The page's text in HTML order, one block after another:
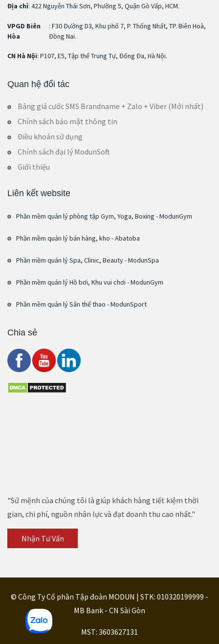
Địa chỉ: 422 Nguyễn Thái Sơn, Phường 5, Quận Gò Vấp, HCM.
VPGD Biên
Hòa
: F30 Đường D3, Khu phố 7, P. Thống Nhất, TP. Biên Hoà,
Đồng Nai.
CN Hà Nội: P107, E5, Tập thể Trung Tự, Đống Đa, Hà Nội.
Quan hệ đối tác
Bảng giá cước SMS Brandname + Zalo + Viber (Mới nhất)
Chính sách bảo mật thông tin
Điều khoản sử dụng
Chính sách đại lý ModunSoft
Giới thiệu
Liên kết website
Phần mềm quản lý phòng tập Gym, Yoga, Boxing - ModunGym
Phần mềm quản lý bán hàng, kho - Abatoba
Phần mềm quản lý Spa, Clinic, Beauty - ModunSpa
Phần mềm quản lý Hồ bơi, Khu vui chơi - ModunGym
Phần mềm quản lý Sân thể thao - ModunSport
Chia sẻ
"Sứ mệnh của chúng tôi là giúp khách hàng tiết kiệm thời
gian, chi phí, nguồn nhân lực và đạt doanh thu cao nhất."
Nhận Tư Vấn
© Công Ty Cổ phần Tập đoàn MODUN | STK: 010320199999 -
MB Bank - CN Sài Gòn
MST: 3603627131